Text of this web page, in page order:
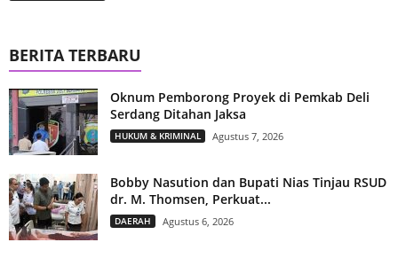
BERITA TERBARU
Oknum Pemborong Proyek di Pemkab Deli
Serdang Ditahan Jaksa
HUKUM & KRIMINAL Agustus 7, 2026
Bobby Nasution dan Bupati Nias Tinjau RSUD
dr. M. Thomsen, Perkuat...
DAERAH Agustus 6, 2026